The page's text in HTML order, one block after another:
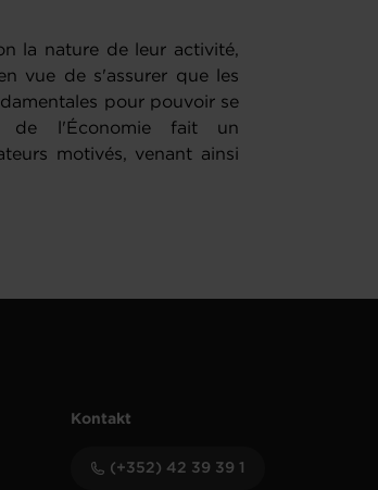
la nature de leur activité,
vue de s'assurer que les
pour pouvoir se
de l'Économie fait un
motivés, venant ainsi
Kontakt
(+352) 42 39 39 1